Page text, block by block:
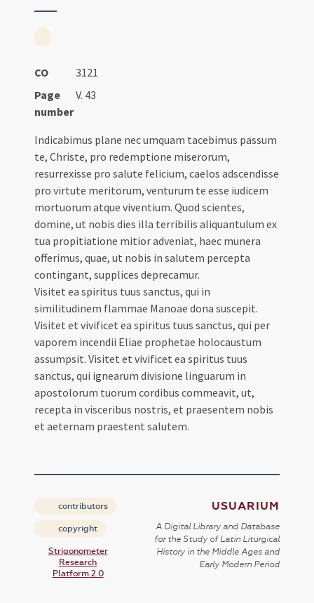
CO
3121
Page
number
V. 43
Indicabimus plane nec umquam tacebimus passum
te, Christe, pro redemptione miserorum,
resurrexisse pro salute felicium, caelos adscendisse
pro virtute meritorum, venturum te esse iudicem
mortuorum atque viventium. Quod scientes,
domine, ut nobis dies illa terribilis aliquantulum ex
tua propitiatione mitior adveniat, haec munera
offerimus, quae, ut nobis in salutem percepta
contingant, supplices deprecamur.
Visitet ea spiritus tuus sanctus, qui in
similitudinem flammae Manoae dona suscepit.
Visitet et vivificet ea spiritus tuus sanctus, qui per
vaporem incendii Eliae prophetae holocaustum
assumpsit. Visitet et vivificet ea spiritus tuus
sanctus, qui ignearum divisione linguarum in
apostolorum tuorum cordibus commeavit, ut,
recepta in visceribus nostris, et praesentem nobis
et aeternam praestent salutem.
contributors
copyright
Strigonometer
Research
Platform 2.0
USUARIUM
A Digital Library and Database
for the Study of Latin Liturgical
History in the Middle Ages and
Early Modern Period